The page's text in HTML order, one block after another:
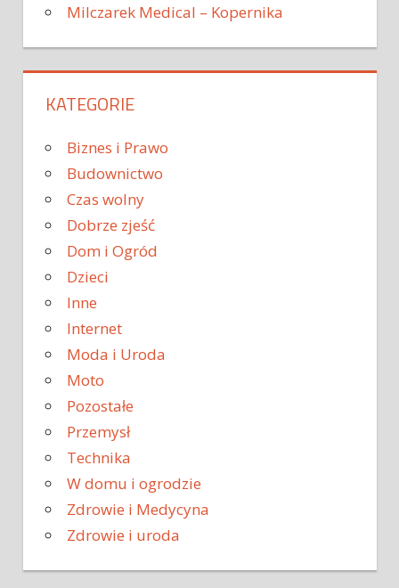
Milczarek Medical – Kopernika
KATEGORIE
Biznes i Prawo
Budownictwo
Czas wolny
Dobrze zjeść
Dom i Ogród
Dzieci
Inne
Internet
Moda i Uroda
Moto
Pozostałe
Przemysł
Technika
W domu i ogrodzie
Zdrowie i Medycyna
Zdrowie i uroda